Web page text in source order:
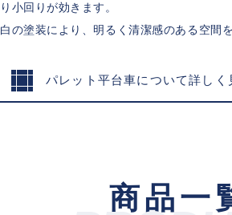
り小回りが効きます。
白の塗装により、明るく清潔感のある空間
パレット平台車について詳しく
商品一